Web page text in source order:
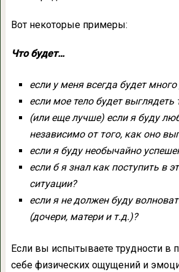
Вот некоторые примеры:
Что будет…
если у меня всегда будет много
если мое тело будет
(или еще лучше) если я буду
независимо от того, как оно
если я буду необычайно
если б я знал как поступить в
ситуации?
если я не должен буду
(дочери, матери и т.д.)?
Если вы испытываете трудности в
себе физических ощущений и